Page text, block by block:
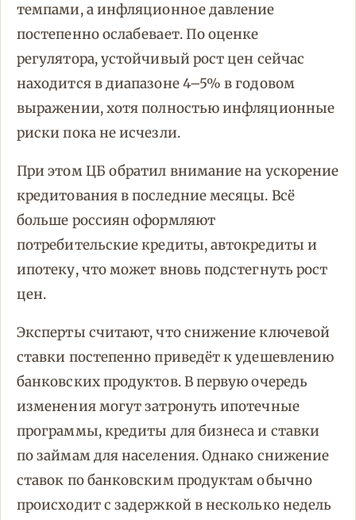
темпами, а инфляционное давление
постепенно ослабевает. По оценке
регулятора, устойчивый рост цен сейчас
находится в диапазоне 4–5% в годовом
выражении, хотя полностью инфляционные
риски пока не исчезли.
При этом ЦБ обратил внимание на ускорение
кредитования в последние месяцы. Всё
больше россиян оформляют
потребительские кредиты, автокредиты и
ипотеку, что может вновь подстегнуть рост
цен.
Эксперты считают, что снижение ключевой
ставки постепенно приведёт к удешевлению
банковских продуктов. В первую очередь
изменения могут затронуть ипотечные
программы, кредиты для бизнеса и ставки
по займам для населения. Однако снижение
ставок по банковским продуктам обычно
происходит с задержкой в несколько недель